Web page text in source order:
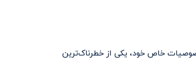
خاص خود، یکی از خطرناک‌ترین